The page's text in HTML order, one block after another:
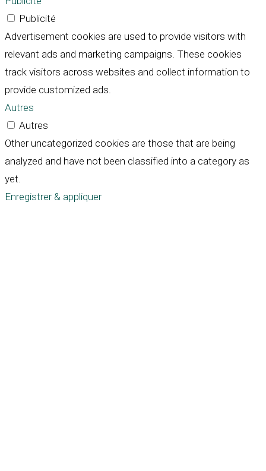
Publicité
Advertisement cookies are used to provide visitors with
relevant ads and marketing campaigns. These cookies
track visitors across websites and collect information to
provide customized ads.
Autres
Autres
Other uncategorized cookies are those that are being
analyzed and have not been classified into a category as
yet.
Enregistrer & appliquer